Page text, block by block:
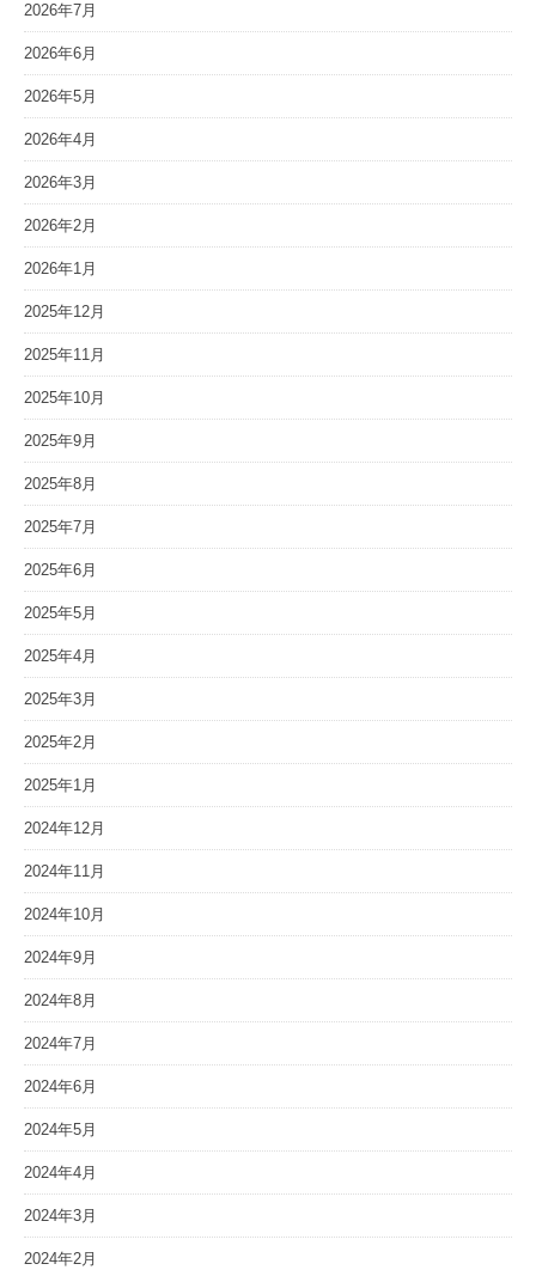
2026年7月
2026年6月
2026年5月
2026年4月
2026年3月
2026年2月
2026年1月
2025年12月
2025年11月
2025年10月
2025年9月
2025年8月
2025年7月
2025年6月
2025年5月
2025年4月
2025年3月
2025年2月
2025年1月
2024年12月
2024年11月
2024年10月
2024年9月
2024年8月
2024年7月
2024年6月
2024年5月
2024年4月
2024年3月
2024年2月